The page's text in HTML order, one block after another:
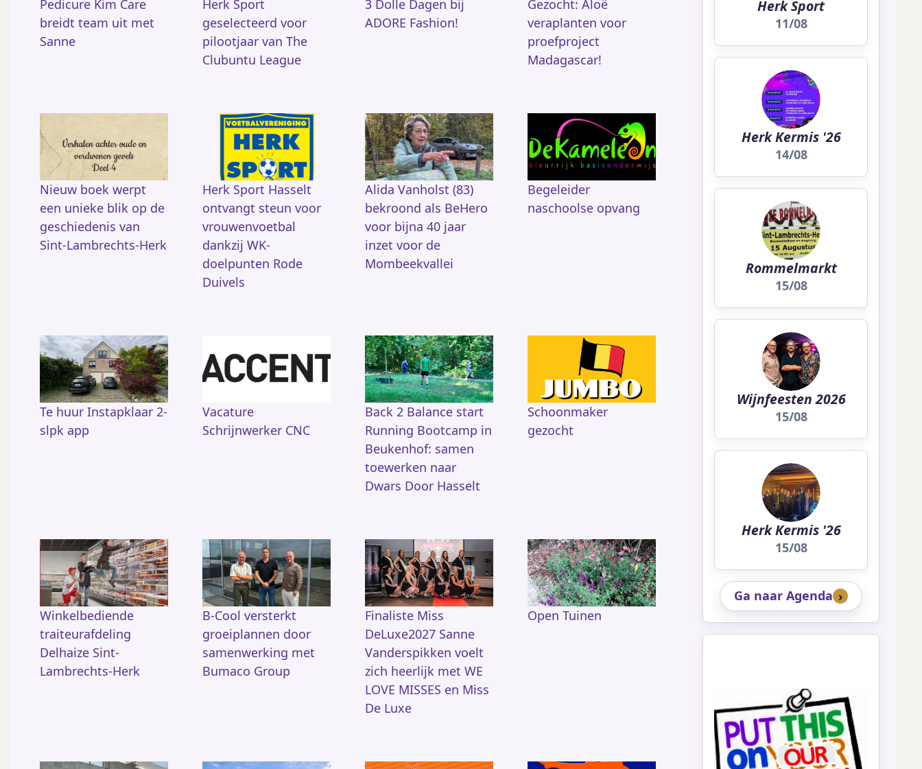
Pedicure Kim Care
breidt team uit met
Sanne
Herk Sport
geselecteerd voor
pilootjaar van The
Clubuntu League
3 Dolle Dagen bij
ADORE Fashion!
Gezocht: Aloë
veraplanten voor
proefproject
Madagascar!
Nieuw boek werpt
een unieke blik op de
geschiedenis van
Sint-Lambrechts-Herk
Herk Sport Hasselt
ontvangt steun voor
vrouwenvoetbal
dankzij WK-
doelpunten Rode
Duivels
Alida Vanholst (83)
bekroond als BeHero
voor bijna 40 jaar
inzet voor de
Mombeekvallei
Begeleider
naschoolse opvang
Te huur Instapklaar 2-
slpk app
Vacature
Schrijnwerker CNC
Back 2 Balance start
Running Bootcamp in
Beukenhof: samen
toewerken naar
Dwars Door Hasselt
Schoonmaker
gezocht
Winkelbediende
traiteurafdeling
Delhaize Sint-
Lambrechts-Herk
B-Cool versterkt
groeiplannen door
samenwerking met
Bumaco Group
Finaliste Miss
DeLuxe2027 Sanne
Vanderspikken voelt
zich heerlijk met WE
LOVE MISSES en Miss
De Luxe
Open Tuinen
Herk Sport
11/08
Herk Kermis '26
14/08
Rommelmarkt
15/08
Wijnfeesten 2026
15/08
Herk Kermis '26
15/08
Ga naar Agenda